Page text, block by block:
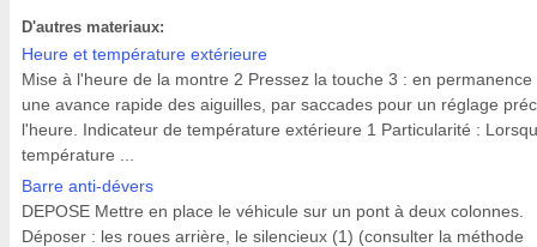
D'autres materiaux:
Heure et température extérieure
Mise à l'heure de la montre 2 Pressez la touche 3 : en permanence
une avance rapide des aiguilles, par saccades pour un réglage
l'heure. Indicateur de température extérieure 1 Particularité :
température ...
Barre anti-dévers
DEPOSE Mettre en place le véhicule sur un pont à deux colonnes.
Déposer : les roues arrière, le silencieux (1) (consulter la méthode